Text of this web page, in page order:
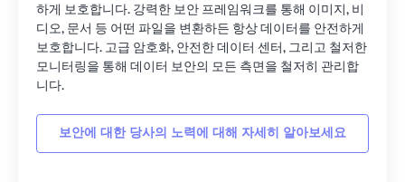
하게 보호합니다. 강력한 보안 프레임워크를 통해 이미지, 비
디오, 문서 등 어떤 파일을 변환하든 항상 데이터를 안전하게
보호합니다. 고급 암호화, 안전한 데이터 센터, 그리고 철저한
모니터링을 통해 데이터 보안의 모든 측면을 철저히 관리합
니다.
보안에 대한 당사의 노력에 대해 자세히 알아보세요